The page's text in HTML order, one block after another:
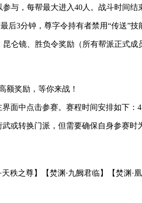
，每帮最大进入40人。战斗时间结
3分钟，尊字令持有者禁用“传送”技
镜、胜负令奖励（所有帮派正式成
奖励，等你来战！
中点击参赛。赛程时间安排如下：4
转换门派，但需要确保自身参赛时
之尊】【焚渊·九阙君临】【焚渊·